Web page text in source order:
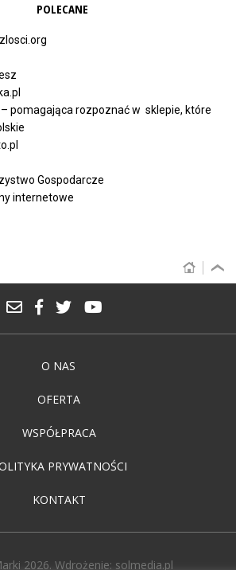
POLECANE
pomagająca rozpoznać w sklepie, które
Gospodarcze
internetowe
O NAS
OFERTA
WSPÓŁPRACA
PRYWATNOŚCI
KONTAKT
2026. Wdrożenie: solmedia.pl